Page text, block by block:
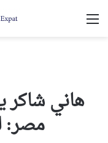
القائمة
هاني شاكر
مصر: